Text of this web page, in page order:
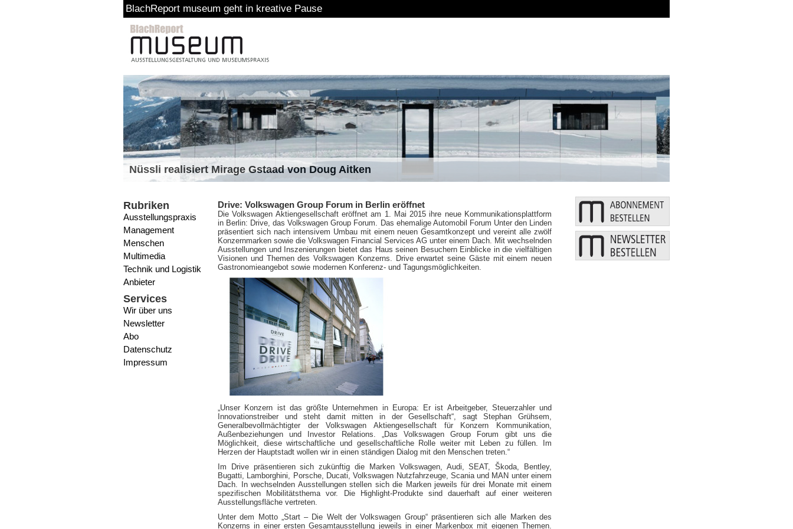
BlachReport museum geht in kreative Pause
Nüssli realisiert Mirage Gstaad von Doug Aitken
Rubriken
Ausstellungspraxis
Management
Menschen
Multimedia
Technik und Logistik
Anbieter
Services
Wir über uns
Newsletter
Abo
Datenschutz
Impressum
Drive: Volkswagen Group Forum in Berlin eröffnet
Die Volkswagen Aktiengesellschaft eröffnet am 1. Mai 2015 ihre neue Kommunikationsplattform
in Berlin: Drive, das Volkswagen Group Forum. Das ehemalige Automobil Forum Unter den Linden
präsentiert sich nach intensivem Umbau mit einem neuen Gesamtkonzept und vereint alle zwölf
Konzernmarken sowie die Volkswagen Financial Services AG unter einem Dach. Mit wechselnden
Ausstellungen und Inszenierungen bietet das Haus seinen Besuchern Einblicke in die vielfältigen
Visionen und Themen des Volkswagen Konzerns. Drive erwartet seine Gäste mit einem neuen
Gastronomieangebot sowie modernen Konferenz- und Tagungsmöglichkeiten.
„Unser Konzern ist das größte Unternehmen in Europa: Er ist Arbeitgeber, Steuerzahler und
Innovationstreiber und steht damit mitten in der Gesellschaft“, sagt Stephan Grühsem,
Generalbevollmächtigter der Volkswagen Aktiengesellschaft für Konzern Kommunikation,
Außenbeziehungen und Investor Relations. „Das Volkswagen Group Forum gibt uns die
Möglichkeit, diese wirtschaftliche und gesellschaftliche Rolle weiter mit Leben zu füllen. Im
Herzen der Hauptstadt wollen wir in einen ständigen Dialog mit den Menschen treten.“
Im Drive präsentieren sich zukünftig die Marken Volkswagen, Audi, SEAT, Škoda, Bentley,
Bugatti, Lamborghini, Porsche, Ducati, Volkswagen Nutzfahrzeuge, Scania und MAN unter einem
Dach. In wechselnden Ausstellungen stellen sich die Marken jeweils für drei Monate mit einem
spezifischen Mobilitätsthema vor. Die Highlight-Produkte sind dauerhaft auf einer weiteren
Ausstellungsfläche vertreten.
Unter dem Motto „Start – Die Welt der Volkswagen Group“ präsentieren sich alle Marken des
Konzerns in einer ersten Gesamtausstellung jeweils in einer Markenbox mit eigenen Themen.